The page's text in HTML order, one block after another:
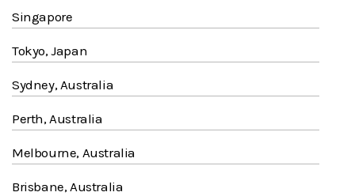
Singapore
Tokyo, Japan
Sydney, Australia
Perth, Australia
Melbourne, Australia
Brisbane, Australia